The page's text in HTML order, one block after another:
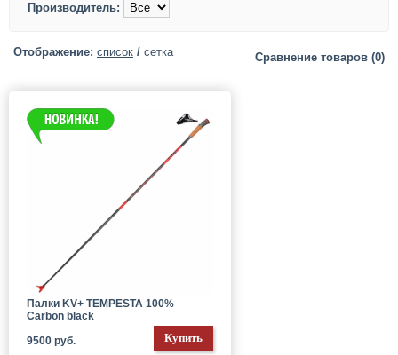
Производитель:
Сравнение товаров (0)
Отображение: список / сетка
Палки KV+ TEMPESTA 100%
Carbon black
9500 руб.